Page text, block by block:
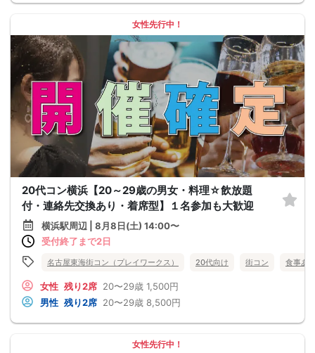
女性先行中！
20代コン横浜【20～29歳の男女・料理☆飲放題
付・連絡先交換あり・着席型】１名参加も大歓迎
横浜駅周辺 | 8月8日(土) 14:00〜
受付終了まで2日
名古屋東海街コン（プレイワークス） 20代向け 街コン 食事あ
女性 残り2席 20〜29歳 1,500円
男性 残り2席 20〜29歳 8,500円
女性先行中！